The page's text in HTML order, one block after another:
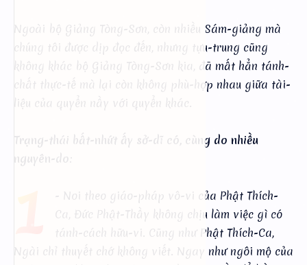
Ngoài bộ Giảng Tòng-Sơn, còn nhiều Sám-giảng mà
chúng tôi được dịp đọc đến, nhưng tựu-trung cũng
không khác bộ Giảng Tòng-Sơn kia, đã mất hẳn tánh-
chất thực-tế mà lại còn không phù-hợp nhau giữa tài-
liệu của quyển nầy với quyển khác.
Trạng-thái bất-nhứt ấy sở-dĩ có, cùng do nhiều
nguyên-do:
- Noi theo giáo-pháp vô-vi của Phật Thích-
Ca, Đức Phật-Thầy không chịu làm việc gì có
tánh-cách hữu-vi. Cũng như Phật Thích-Ca,
Ngài chỉ thuyết chớ không viết. Ngay như ngôi mộ của